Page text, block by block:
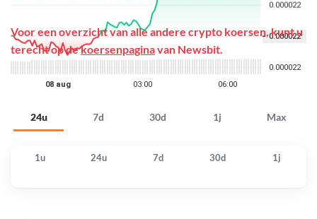
24u 7d 30d 1j Max
Voor een overzicht van alle andere crypto koersen, kunt u
terecht op dekoersenpaginavan Newsbit.
1u 24u 7d 30d 1j